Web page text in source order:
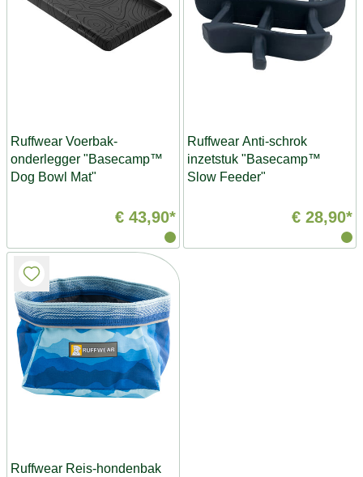
Ruffwear Voerbak-
onderlegger "Basecamp™
Dog Bowl Mat"
€ 43,90*
Ruffwear Anti-schrok
inzetstuk "Basecamp™
Slow Feeder"
€ 28,90*
Ruffwear Reis-hondenbak